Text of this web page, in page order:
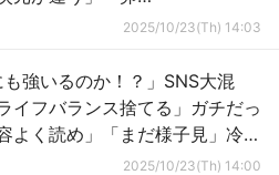
ゃ衝撃だった」2025/10/23(Th) 14:03
も強いるのか！？」SNS大混
イフバランス捨てる」ガチだっ
よく読め」「まだ様子見」冷静
2025/10/23(Th) 14:00